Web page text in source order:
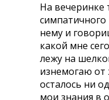
На
нему и
какой мне
лежу на
изнемогаю от
осталось ни
мои знания в